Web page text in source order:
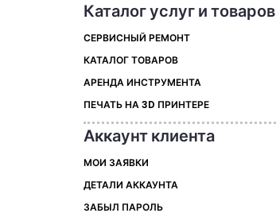
Каталог услуг и товаров
СЕРВИСНЫЙ РЕМОНТ
КАТАЛОГ ТОВАРОВ
АРЕНДА ИНСТРУМЕНТА
ПЕЧАТЬ НА 3D ПРИНТЕРЕ
Аккаунт клиента
МОИ ЗАЯВКИ
ДЕТАЛИ АККАУНТА
ЗАБЫЛ ПАРОЛЬ